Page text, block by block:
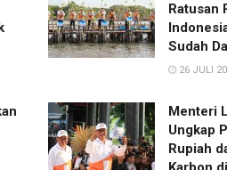
Ratusan
Sudah
26 JULI
Menteri
Ungkap
Rupiah